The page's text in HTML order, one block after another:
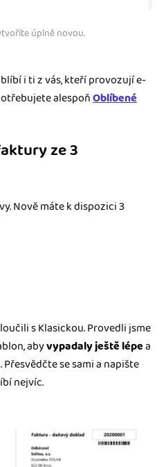
úplně novou.
i ti z vás, kteří provozují e-
alespoňOblíbené
ze 3
Nově máte k dispozici 3
s Klasickou. Provedli jsme
abyvypadaly ještě lépea
se sami a napište
nejvíc.